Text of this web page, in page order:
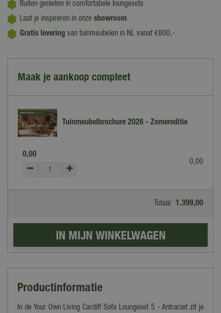
Buiten genieten in comfortabele loungesets
Laat je inspireren in onze showroom
Gratis levering van tuinmeubelen in NL vanaf €800,-
Maak je aankoop compleet
Tuinmeubelbrochure 2026 - Zomereditie
0,00
0,00
Totaal 1.399,00
Productinformatie
In de Your Own Living Cardiff Sofa Loungeset 5 - Antraciet zit je